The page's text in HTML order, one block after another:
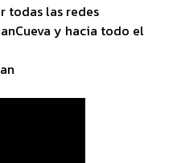
todas las redes
y hacia todo el